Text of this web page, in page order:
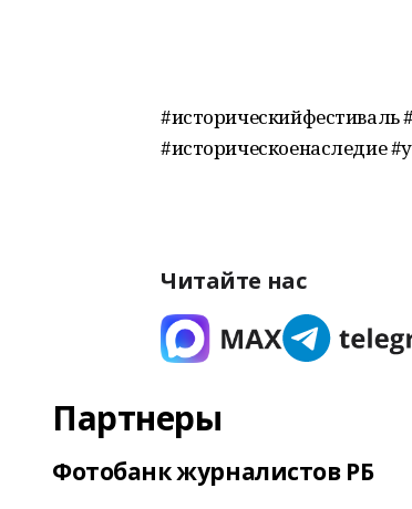
#историческийфестиваль
#историческоенаследие
Читайте нас
Партнеры
Фотобанк журналистов РБ